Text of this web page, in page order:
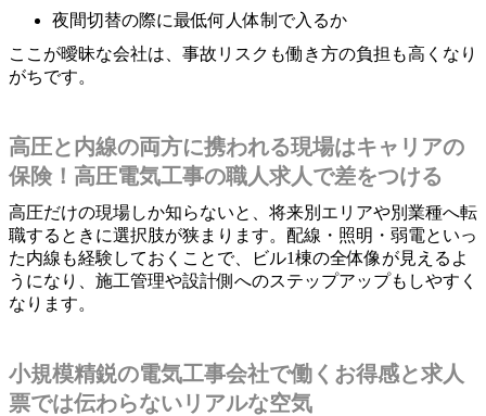
夜間切替の際に最低何人体制で入るか
ここが曖昧な会社は、事故リスクも働き方の負担も高くなり
がちです。
高圧と内線の両方に携われる現場はキャリアの
保険！高圧電気工事の職人求人で差をつける
高圧だけの現場しか知らないと、将来別エリアや別業種へ転
職するときに選択肢が狭まります。配線・照明・弱電といっ
た内線も経験しておくことで、ビル1棟の全体像が見えるよ
うになり、施工管理や設計側へのステップアップもしやすく
なります。
小規模精鋭の電気工事会社で働くお得感と求人
票では伝わらないリアルな空気